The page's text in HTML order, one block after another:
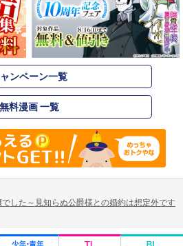
ンペーン一覧
無料漫画 一覧
した～見知らぬ公爵様との婚約は想定外です